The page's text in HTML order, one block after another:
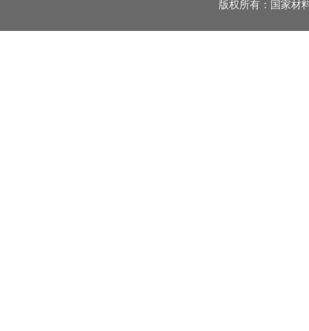
版权所有：国家材